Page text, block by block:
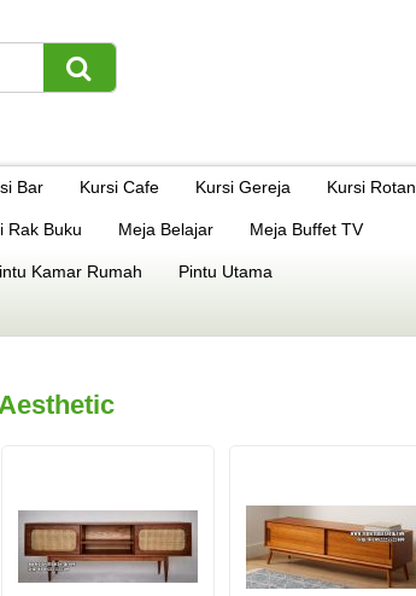
Bar Kursi Cafe Kursi Gereja Kursi Rotan
Rak Buku Meja Belajar Meja Buffet TV
Kamar Rumah Pintu Utama